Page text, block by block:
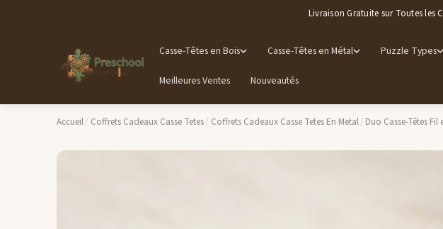
Livraison Gratuite sur Toutes les
Casse-Têtes en Bois Casse-Têtes en Métal Puzzle Types
Meilleures Ventes Nouveautés
Accueil/ Coffrets Cadeaux Casse Tetes/ Coffrets Cadeaux Casse Tetes En Metal/ Duo Casse-Têtes